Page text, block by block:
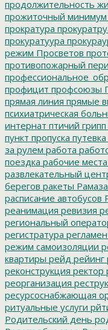
продолжительность
прожиточный минимум
прократура
прокуратуура
режим Просветов
противопожарный
профицит профсоюзы
прямая линия прямые
психиатрическая
интернат птичий грипп
пункт пропуска путевка
за рулем работа
поездка рабочие места
развлекательный
берегов ракеты
расписание автобусов
реанимация ревизия
региональный
регистратура
режим самоизоляции
квартиры рейд рейинг
реконструкция ректор
реорганизация
ресурсоснабжающая
ритуальные услуги
Родительский день